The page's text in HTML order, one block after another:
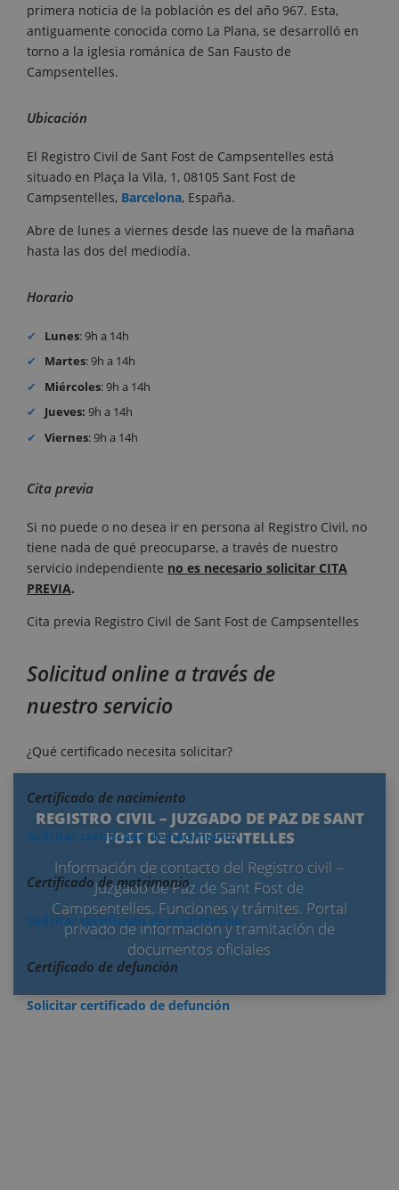
REGISTRO CIVIL – JUZGADO DE PAZ DE SANT
FOST DE CAMPSENTELLES
Información de contacto del Registro civil –
Juzgado de Paz de Sant Fost de
Campsentelles. Funciones y trámites. Portal
privado de información y tramitación de
documentos oficiales
primera noticia de la población es del año 967. Esta,
antiguamente conocida como La Plana, se desarrolló en
torno a la iglesia románica de San Fausto de
Campsentelles.
Ubicación
El Registro Civil de Sant Fost de Campsentelles está
situado en Plaça la Vila, 1, 08105 Sant Fost de
Campsentelles, Barcelona, España.
Abre de lunes a viernes desde las nueve de la mañana
hasta las dos del mediodía.
Horario
Lunes: 9h a 14h
Martes: 9h a 14h
Miércoles: 9h a 14h
Jueves: 9h a 14h
Viernes: 9h a 14h
Cita previa
Si no puede o no desea ir en persona al Registro Civil, no
tiene nada de qué preocuparse, a través de nuestro
servicio independiente no es necesario solicitar CITA
PREVIA.
Cita previa Registro Civil de Sant Fost de Campsentelles
Solicitud online a través de
nuestro servicio
¿Qué certificado necesita solicitar?
Certificado de nacimiento
Solicitar certificado de nacimiento
Certificado de matrimonio
Solicitar certificado de matrimonio
Certificado de defunción
Solicitar certificado de defunción